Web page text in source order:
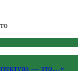
— это…»